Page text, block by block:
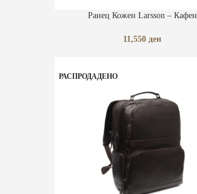
ДОДАЈ ВО КОШНИЧКА
Ранец Кожен Larsson – Кафен
11,550ден
РАСПРОДАДЕНО